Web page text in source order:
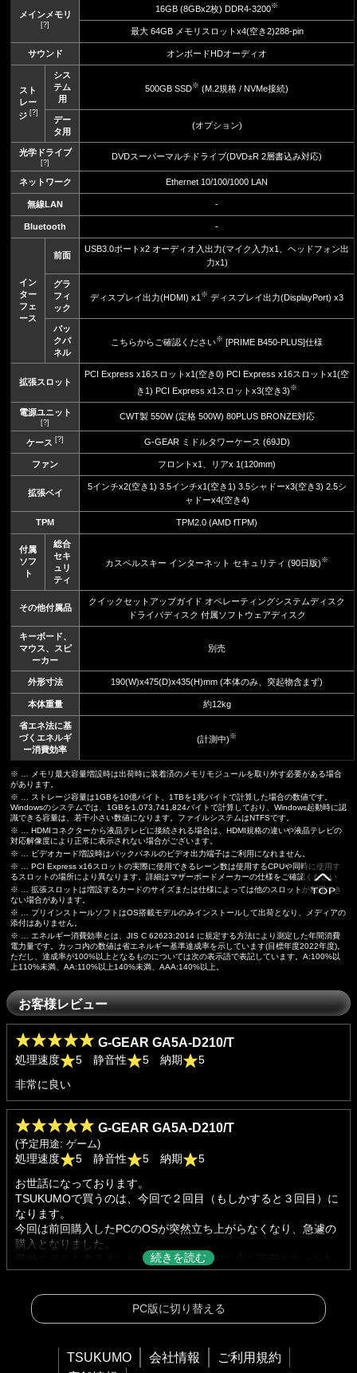
メインメモリ
[?]
16GB (8GBx2枚) DDR4-3200※
最大 64GB メモリスロットx4(空き2)288-pin
サウンド オンボードHDオーディオ
スト
レー
ジ [?]
シス
テム
用
500GB SSD※ (M.2規格 / NVMe接続)
デー
タ用
(オプション)
光学ドライブ
[?]
DVDスーパーマルチドライブ(DVD±R 2層書込み対応)
ネットワーク Ethernet 10/100/1000 LAN
無線LAN -
Bluetooth -
イン
ター
フェ
ース
前面
USB3.0ポートx2 オーディオ入出力(マイク入力x1、ヘッドフォン出
力x1)
グラ
フィ
ック
ディスプレイ出力(HDMI) x1 ※ ディスプレイ出力(DisplayPort) x3
バッ
クパ
ネル
こちらからご確認ください※ [PRIME B450-PLUS]仕様
拡張スロット
PCI Express x16スロットx1(空き0) PCI Express x16スロットx1(空
き1) PCI Express x1スロットx3(空き3) ※
電源ユニット
[?]
CWT製 550W (定格 500W) 80PLUS BRONZE対応
ケース [?] G-GEAR ミドルタワーケース (69JD)
ファン フロントx1、リアx 1(120mm)
拡張ベイ
5インチx2(空き1) 3.5インチx1(空き1) 3.5シャドーx3(空き3) 2.5シ
ャドーx4(空き4)
TPM TPM2.0 (AMD fTPM)
付属
ソフ
ト
総合
セキ
ュリ
ティ
カスペルスキー インターネット セキュリティ (90日版) ※
その他付属品
クイックセットアップガイド オペレーティングシステムディスク
ドライバディスク 付属ソフトウェアディスク
キーボード、
マウス、スピ
ーカー
別売
外形寸法 190(W)x475(D)x435(H)mm (本体のみ、突起物含まず)
本体重量 約12kg
省エネ法に基
づくエネルギ
ー消費効率
(計測中) ※
※ … メモリ最大容量増設時は出荷時に装着済のメモリモジュールを取り外す必要がある場合
があります。
※ … ストレージ容量は1GBを10億バイト、1TBを1兆バイトで計算した場合の数値です。
Windowsのシステムでは、1GBを1,073,741,824バイトで計算しており、Windows起動時に認
識できる容量は、若干小さい数値になります。ファイルシステムはNTFSです。
※ … HDMIコネクターから液晶テレビに接続される場合は、HDMI規格の違いや液晶テレビの
対応解像度により正常に表示されない場合がございます。
※ … ビデオカード増設時はバックパネルのビデオ出力端子はご利用になれません。
※ … PCI Express x16スロットの実際に使用できるレーン数は使用するCPUや同時に使用す
るスロットの場所により異なります。詳細はマザーボードメーカーの仕様をご確認ください
※ … 拡張スロットは増設するカードのサイズまたは仕様によっては他のスロットが利用でき
ない場合があります。
※ … プリインストールソフトはOS搭載モデルのみインストールして出荷となり、メディアの
添付はありません。
※ … エネルギー消費効率とは、JIS C 62623:2014 に規定する方法により測定した年間消費
電力量です。カッコ内の数値は省エネルギー基準達成率を示しています(目標年度2022年度)。
ただし、達成率が100%以上となるものについては次の表示語で表記しています。A:100%以
上110%未満、AA:110%以上140%未満、AAA:140%以上。
お客様レビュー
G-GEAR GA5A-D210/T
処理速度 5 静音性 5 納期
5
非常に良い
G-GEAR GA5A-D210/T
(予定用途: ゲーム)
処理速度 5 静音性 5 納期
5
お世話になっております。
TSUKUMOで買うのは、今回で２回目（もしかすると３回目）に
なります。
今回は前回購入したPCのOSが突然立ち上がらなくなり、急遽の
購入となりました。
即納モデルも考えましたが、電源が500Wと少々不安があったた
め、基本モデルから一部を変更しての購入となりました。
していただき、感謝しております。
商品も現時点での最新スペックで手頃な価格となっており、とて
希望としては、価格を抑えるためか電源が他社よりも容量が低い
ものとなっており、少し不安を覚えます（HDD増設や後々ビデオ
PC版に切り替える
TSUKUMO 会社情報
ご利用規約